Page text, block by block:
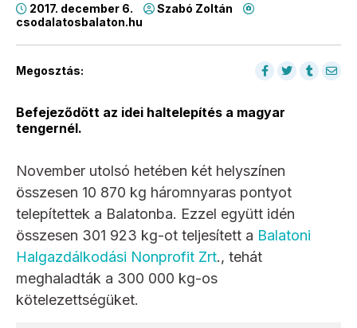
2017. december 6.
Szabó Zoltán
csodalatosbalaton.hu
Megosztás:
Befejeződött az idei haltelepítés a magyar
tengernél.
November utolsó hetében két helyszínen
összesen 10 870 kg háromnyaras pontyot
telepítettek a Balatonba. Ezzel együtt idén
összesen 301 923 kg-ot teljesített a Balatoni
Halgazdálkodási Nonprofit Zrt., tehát
meghaladták a 300 000 kg-os
kötelezettségüket.